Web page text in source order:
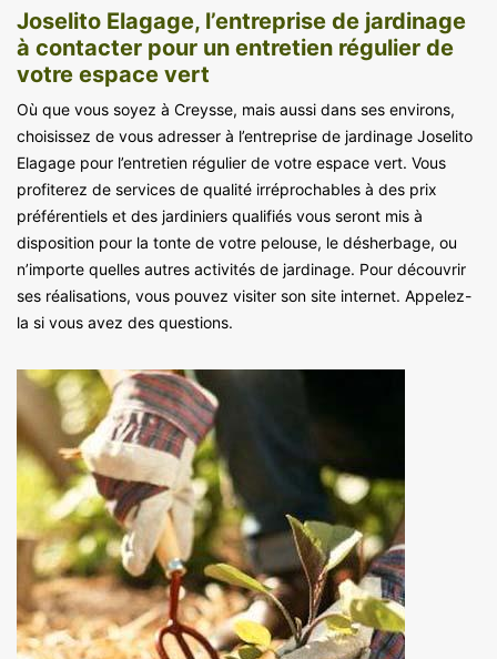
Joselito Elagage, l’entreprise de jardinage
à contacter pour un entretien régulier de
votre espace vert
Où que vous soyez à Creysse, mais aussi dans ses environs,
choisissez de vous adresser à l’entreprise de jardinage Joselito
Elagage pour l’entretien régulier de votre espace vert. Vous
profiterez de services de qualité irréprochables à des prix
préférentiels et des jardiniers qualifiés vous seront mis à
disposition pour la tonte de votre pelouse, le désherbage, ou
n’importe quelles autres activités de jardinage. Pour découvrir
ses réalisations, vous pouvez visiter son site internet. Appelez-
la si vous avez des questions.